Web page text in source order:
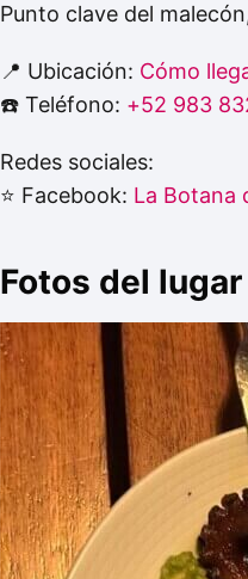
Punto clave del
📍 Ubicación: Cómo
☎️ Teléfono: +52 983
Redes sociales:
⭐ Facebook: La Botana
Fotos del lugar